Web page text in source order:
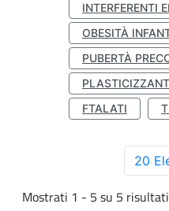
INTERFERENTI
OBESITÀ
PUBERTÀ
FTALATI
20
Mostrati 1 - 5 su 5